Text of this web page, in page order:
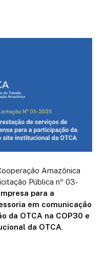
Amazônica
Pública nº 03-
para a
em comunicação
da OTCA na COP30 e
da OTCA.